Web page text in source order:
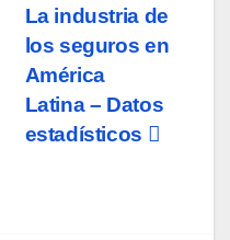
La industria de
los seguros en
América
Latina – Datos
estadísticos